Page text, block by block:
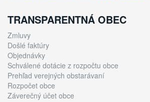
TRANSPARENTNÁ OBEC
Zmluvy
Došlé faktúry
Objednávky
Schválené dotácie z rozpočtu obce
Prehľad verejných obstarávaní
Rozpočet obce
Záverečný účet obce